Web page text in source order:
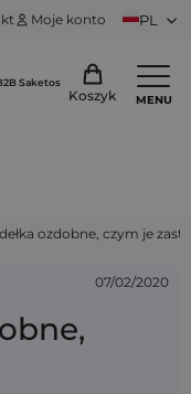
Moje konto PL
Saketos
Koszyk MENU
ozdobne, czym je
07/02/2020